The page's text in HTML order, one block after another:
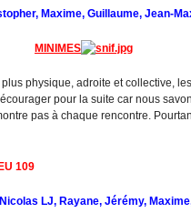
Maxime, Guillaume, Jean-
MINIMES
physique, adroite et collective,
pour la suite car nous
pas à chaque rencontre.
109
LJ, Rayane, Jérémy,